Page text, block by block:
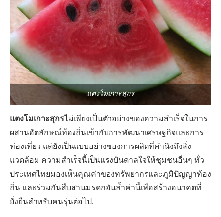
แตงโมเกาะสุกร
แตงโมเกาะสุกรไม่เพียงเป็นตัวอย่างของความสำเร็จในการ
ผสานอัตลักษณ์ท้องถิ่นเข้ากับการพัฒนาเศรษฐกิจและการ
ท่องเที่ยว แต่ยังเป็นแบบอย่างของการผลิตที่คำนึงถึงสิ่ง
แวดล้อม ความสำเร็จนี้เป็นแรงบันดาลใจให้ชุมชนอื่นๆ ทั่ว
ประเทศไทยมองเห็นคุณค่าของทรัพยากรและภูมิปัญญาท้อง
ถิ่น และร่วมกันสืบสานมรดกอันล้ำค่านี้เพื่อสร้างอนาคตที่
ยั่งยืนสำหรับคนรุ่นต่อไป.